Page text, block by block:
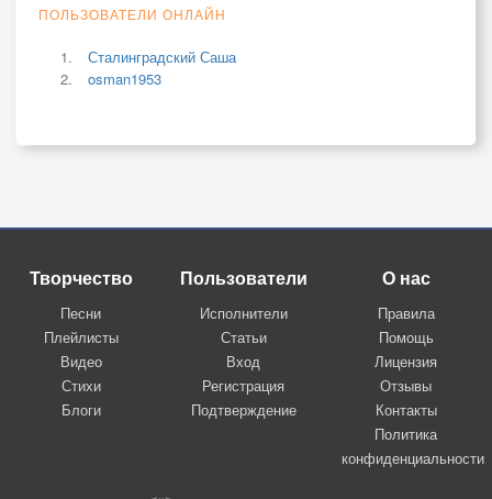
ПОЛЬЗОВАТЕЛИ ОНЛАЙН
Сталинградский Саша
osman1953
Творчество
Песни
Плейлисты
Видео
Стихи
Блоги
Пользователи
Исполнители
Статьи
Вход
Регистрация
Подтверждение
О нас
Правила
Помощь
Лицензия
Отзывы
Контакты
Политика
конфиденциальности